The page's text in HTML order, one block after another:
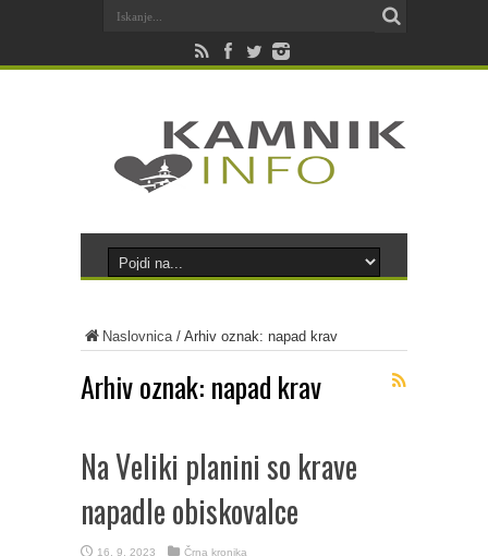
Naslovnica/ Arhiv oznak: napad krav
Arhiv oznak: napad krav
Na Veliki planini so krave
napadle obiskovalce
16. 9. 2023 Črna kronika